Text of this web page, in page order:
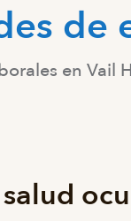
de
en Vail